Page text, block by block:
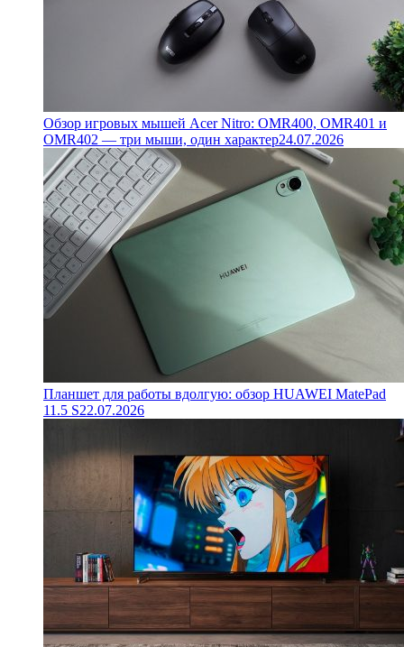
Обзор игровых мышей Acer Nitro: OMR400, OMR401 и
OMR402 — три мыши, один характер24.07.2026
Планшет для работы вдолгую: обзор HUAWEI MatePad
11.5 S22.07.2026